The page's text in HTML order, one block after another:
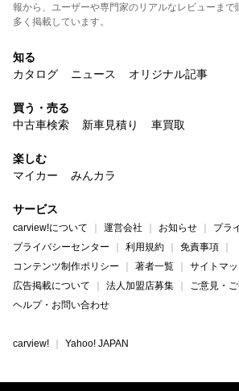
報から、ユーザーや専門家のリアルなレビューまで
多く掲載しています。
知る
カタログ
ニュース オリジナル記事
買う・売る
中古車検索
新車見積り 車買取
楽しむ
マイカー
みんカラ
サービス
carview!について 運営会社 お知らせ
プラ
プライバシーセンター
利用規約
免責事項
コンテンツ制作ポリシー
著者一覧
サイトマ
広告掲載について
法人加盟店募集
ご意見・
ヘルプ・お問い合わせ
carview! Yahoo! JAPAN